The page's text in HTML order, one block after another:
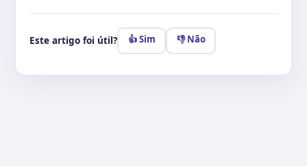
Este artigo foi útil? 👍 Sim 👎 Não